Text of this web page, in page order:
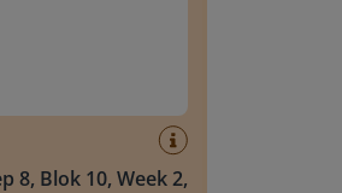
8, Blok 10, Week 2,